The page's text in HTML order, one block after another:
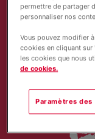
Nous
jeunes
permettre de partager
personnaliser nos
Vous pouvez modifier
cookies en cliquant sur
les cookies que nous
de cookies.
Paramètres des